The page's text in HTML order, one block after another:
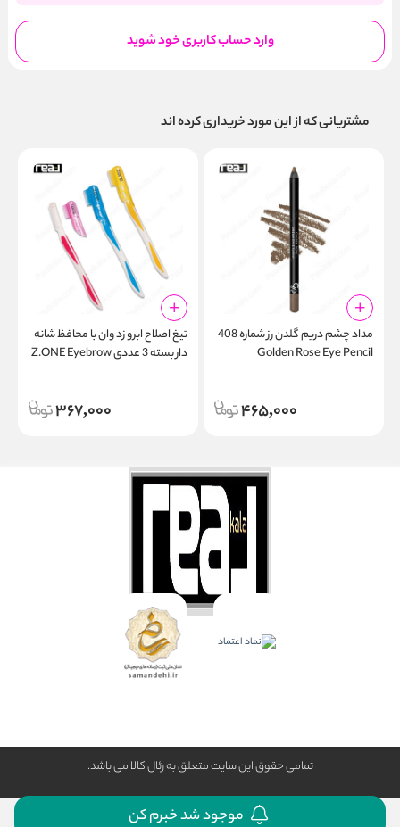
وارد حساب کاربری خود شوید
مشتریانی که از این مورد خریداری کرده اند
مداد چشم دریم گلدن رز شماره 408
Golden Rose Eye Pencil
465,000
تیغ اصلاح ابرو زد وان با محافظ شانه‌
دار بسته 3 عددی Z.ONE Eyebrow
367,000
تمامی حقوق این سایت متعلق به رئال كالا می باشد.